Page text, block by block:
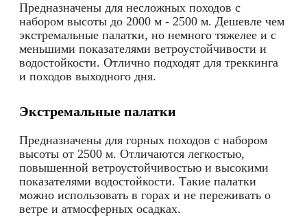
Предназначены для несложных походов с
набором высоты до 2000 м - 2500 м. Дешевле чем
экстремальные палатки, но немного тяжелее и с
меньшими показателями ветроустойчивости и
водостойкости. Отлично подходят для треккинга
и походов выходного дня.
Экстремальные палатки
Предназначены для горных походов с набором
высоты от 2500 м. Отличаются легкостью,
повышенной ветроустойчивостью и высокими
показателями водостойкости. Такие палатки
можно использовать в горах и не переживать о
ветре и атмосферных осадках.